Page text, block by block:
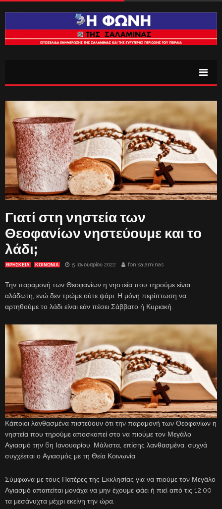
Γιατί στη νηστεία των
Θεοφανίων νηστεύουμε και το
λάδι;
ΘΡΗΣΚΕΙΑ ΚΟΙΝΩΝΙΑ 5 Ιανουαρίου 2022 fonisalaminas
Την παραμονή των Θεοφανίων η νηστεία που τηρούμε είναι
αλάδωτη, ενώ δεν τρώμε ούτε ψάρι. Η μόνη περίπτωση να
αρτηθούμε το λάδι είναι εάν πέσει Σάββατο ή Κυριακή.
Κάποιοι λανθασμένα πιστεύουν ότι την παραμονή των Θεοφανίων η
νηστεία που τηρούμε αποσκοπεί στο να πιούμε τον Μεγάλο
Αγιασμό την 6η Ιανουαρίου. Μάλιστα, επίσης λανθασμένα, συχνά
συγχέεται ο Αγιασμός με τη Θεία Κοινωνία.
Σύμφωνα με τους Πατέρες της Εκκλησίας για να πιούμε τον Μεγάλο
Αγιασμό απαιτείται μονάχα να μην έχουμε φάει ή πιεί από τις 12.00
τα μεσάνυχτα μέχρι εκείνη την ώρα.